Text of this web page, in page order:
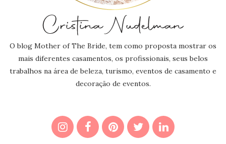
O blog Mother of The Bride, tem como proposta mostrar os
mais diferentes casamentos, os profissionais, seus belos
trabalhos na área de beleza, turismo, eventos de casamento e
decoração de eventos.